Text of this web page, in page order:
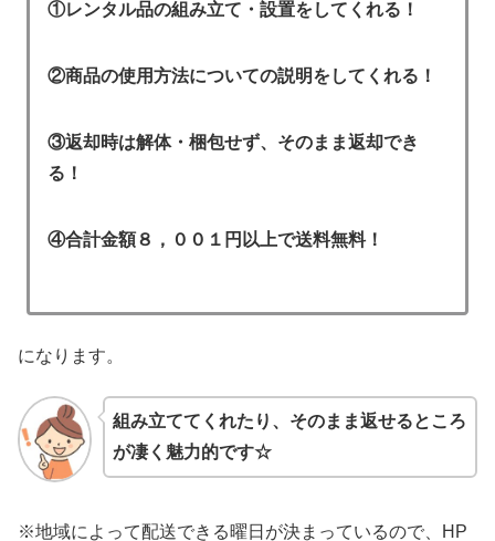
①レンタル品の組み立て・設置をしてくれる！
②商品の使用方法についての説明をしてくれる！
③返却時は解体・梱包せず、そのまま返却でき
る！
④合計金額８，００１円以上で送料無料！
になります。
組み立ててくれたり、そのまま返せるところ
が凄く魅力的です☆
※地域によって配送できる曜日が決まっているので、HP